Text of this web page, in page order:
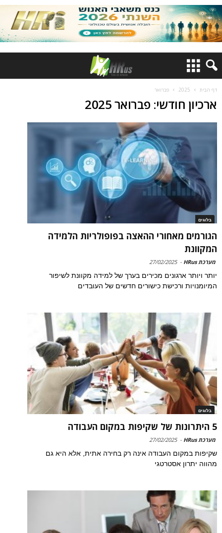
דף הבית 2025 פברואר
ארכיון חודשי: פברואר 2025
בלוגים
הגורמים מאחורי ההאצה בפופולריות הלמידה
המקוונת
מערכת HRus -
27/02/2025
יותר ויותר ארגונים מכירים בערך של למידה מקוונת לשיפור
המיומנויות ורכישת כישורים חדשים של העובדים
בלוגים
5 היתרונות של שקיפות במקום העבודה
מערכת HRus -
27/02/2025
שקיפות במקום העבודה אינה רק בחירה אתית, אלא היא גם
מהווה יתרון אסטרטגי